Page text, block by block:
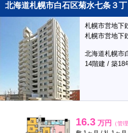
北海道札幌市白石区菊水七条３丁
札幌市営地下
札幌市営地下
北海道札幌市
14階建 / 築18
16.3 万円 （管